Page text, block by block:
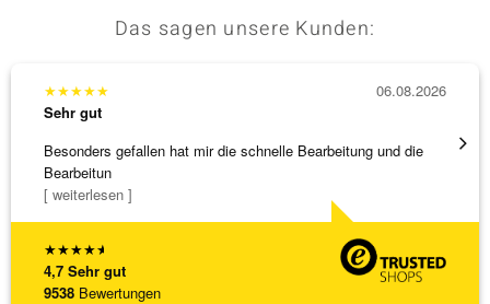
Herkunft
Das sagen unsere Kunden:
★★★★★
4,7 Sehr gut
9538 Bewertungen
★★★★★
Sehr gut
Besonders gefallen hat mir die schnelle Bearbeitung und die
Bearbeitun
[ weiterlesen ]
06.08.2026